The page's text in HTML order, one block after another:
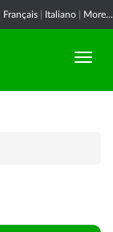
Français Italiano More...